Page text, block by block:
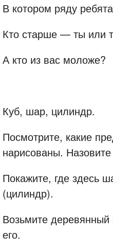
В котором ряду
Кто старше — ты или
А кто из вас моложе?
Куб, шар, цилиндр.
Посмотрите, какие
нарисованы. Назовите
Покажите, где здесь
(цилиндр).
Возьмите деревянный
его.